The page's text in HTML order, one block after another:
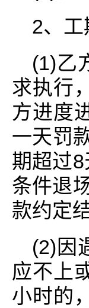
2、
(1)乙
求执行
方进度
一天罚
期超过
条件退
款约定
(2)因
应不上
小时的